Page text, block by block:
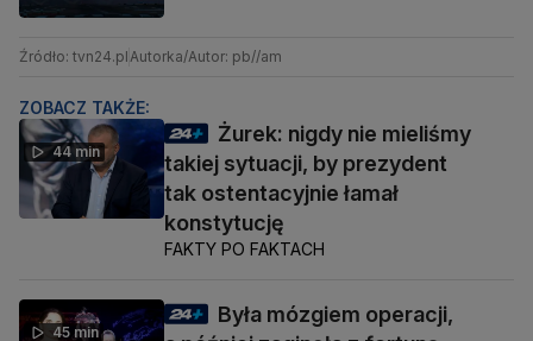
Źródło: tvn24.pl Autorka/Autor: pb//am
ZOBACZ TAKŻE:
44 min
Żurek: nigdy nie mieliśmy
takiej sytuacji, by prezydent
tak ostentacyjnie łamał
konstytucję
FAKTY PO FAKTACH
45 min
Była mózgiem operacji,